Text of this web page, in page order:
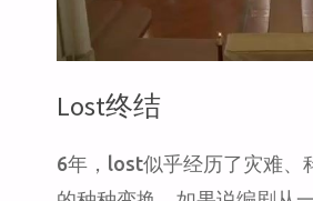
Lost终结
6年，lost似乎经历了灾难、